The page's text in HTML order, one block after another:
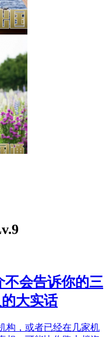
不会告诉你的三
大实话
构，或者已经在几家机